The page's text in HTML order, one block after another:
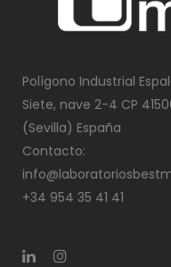
Polígono Industrial
Siete, nave 2-4 CP
(Sevilla) España
Contacto:
+34 954 35 41 41